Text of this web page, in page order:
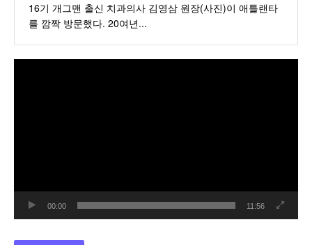
16기 개그맨 출신 치과의사 김영삼 원장(사진)이 애틀랜타
를 깜짝 방문했다. 20여년...
00:00 11:56